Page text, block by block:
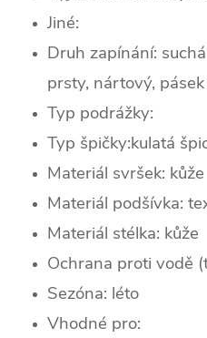
Jiné:
Druh zapínání:
prsty, nártový,
Typ podrážky:
Typ špičky:kulatá
Materiál svršek: kůže
Materiál podšívka:
Materiál stélka: kůže
Ochrana proti vodě
Sezóna: léto
Vhodné pro: